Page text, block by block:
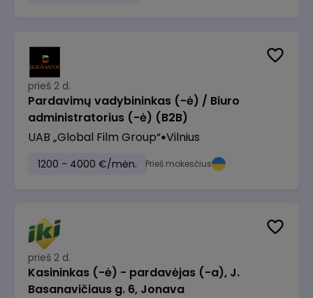
prieš 2 d.
Pardavimų vadybininkas (-ė) / Biuro
administratorius (-ė) (B2B)
UAB „Global Film Group“ Vilnius
1200 - 4000 €/mėn. Prieš mokesčius
prieš 2 d.
Kasininkas (-ė) - pardavėjas (-a), J.
Basanavičiaus g. 6, Jonava